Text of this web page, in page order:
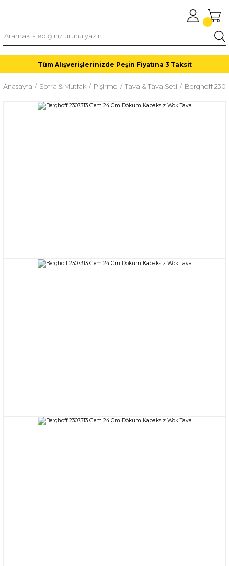
Tüm Alışverişlerinizde Peşin Fiyatına 3 Taksit
Anasayfa Sofra & Mutfak Pişirme Tava & Tava Seti Berghoff